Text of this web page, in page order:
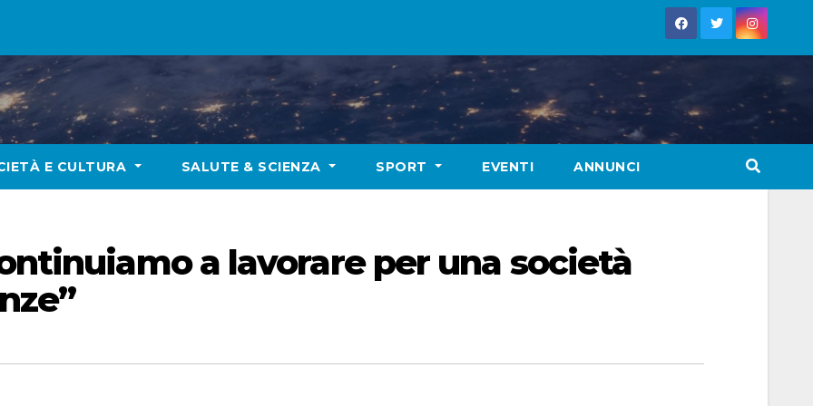
E CULTURA SALUTE & SCIENZA SPORT EVENTI ANNUNCI
a lavorare per una società